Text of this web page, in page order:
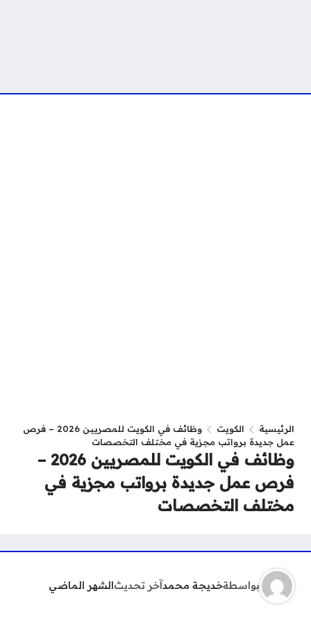
الرئيسية الكويت
وظائف في الكويت للمصريين 2026 – فرص
عمل جديدة برواتب مجزية في مختلف التخصصات
وظائف في الكويت للمصريين 2026 –
فرص عمل جديدة برواتب مجزية في
مختلف التخصصات
بواسطةخديجة محمدآخر تحديثالشهر الماضي